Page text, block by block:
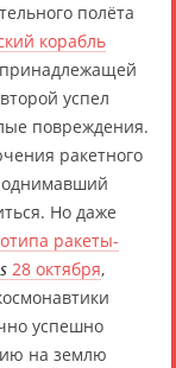
полёта
корабль
успел
повреждения.
ракетного
Но даже
ракеты-
28 октября,
успешно
на землю